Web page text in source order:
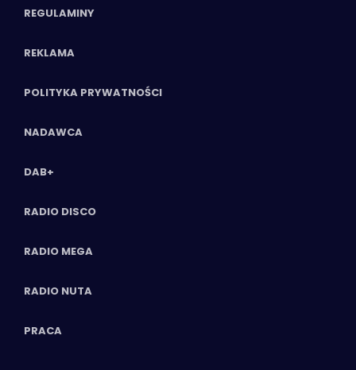
REGULAMINY
REKLAMA
POLITYKA PRYWATNOŚCI
NADAWCA
DAB+
RADIO DISCO
RADIO MEGA
RADIO NUTA
PRACA